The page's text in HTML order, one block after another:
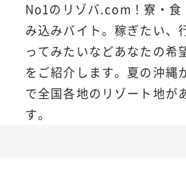
No1のリゾバ.com！寮・食
み込みバイト。稼ぎたい、
ってみたいなどあなたの希
をご紹介します。夏の沖縄
で全国各地のリゾート地が
す。